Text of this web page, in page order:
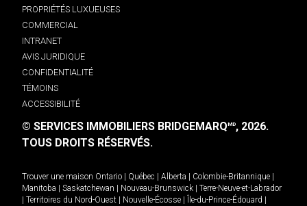
PROPRIÉTÉS LUXUEUSES
COMMERCIAL
INTRANET
AVIS JURIDIQUE
CONFIDENTIALITÉ
TÉMOINS
ACCESSIBILITÉ
© SERVICES IMMOBILIERS BRIDGEMARQMD, 2026.
TOUS DROITS RÉSERVÉS.
Trouver une maison Ontario Québec Alberta Colombie-Britannique
Manitoba
Saskatchewan Nouveau-Brunswick
Terre-Neuve-et-Labrador
Territoires du Nord-Ouest Nouvelle-Écosse Île-du-Prince-Édouard